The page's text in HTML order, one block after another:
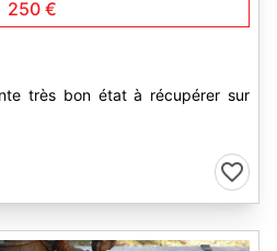
250 €
très bon état à récupérer sur